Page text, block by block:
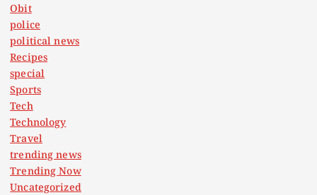
Obit
police
political news
Recipes
special
Sports
Tech
Technology
Travel
trending news
Trending Now
Uncategorized